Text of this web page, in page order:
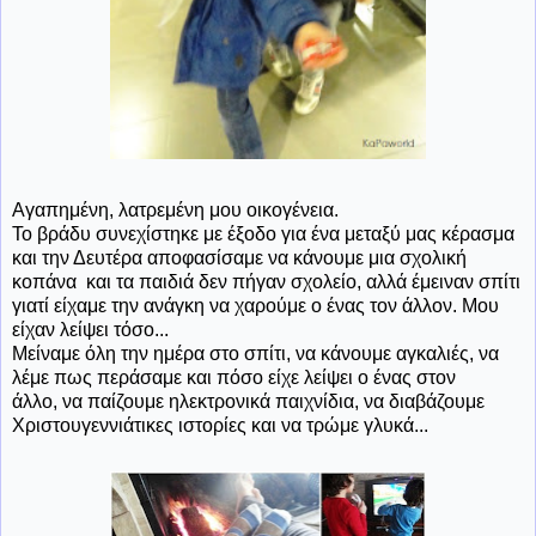
Αγαπημένη, λατρεμένη μου οικογένεια.
Το βράδυ συνεχίστηκε με έξοδο για ένα μεταξύ μας κέρασμα
και την Δευτέρα αποφασίσαμε να κάνουμε μια σχολική
κοπάνα και τα παιδιά δεν πήγαν σχολείο, αλλά έμειναν σπίτι
γιατί είχαμε την ανάγκη να χαρούμε ο ένας τον άλλον. Μου
είχαν λείψει τόσο...
Μείναμε όλη την ημέρα στο σπίτι, να κάνουμε αγκαλιές, να
λέμε πως περάσαμε και πόσο είχε λείψει ο ένας στον
άλλο, να παίζουμε ηλεκτρονικά παιχνίδια, να διαβάζουμε
Χριστουγεννιάτικες ιστορίες και να τρώμε γλυκά...